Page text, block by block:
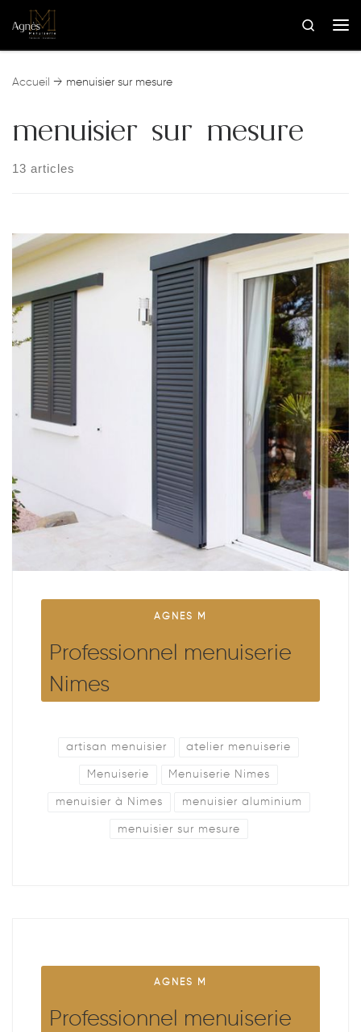
Skip to content
Search
Accueil → menuisier sur mesure
menuisier sur mesure
13 articles
AGNES M
Professionnel menuiserie
Nimes
artisan menuisier atelier menuiserie
Menuiserie Menuiserie Nimes
menuisier à Nimes menuisier aluminium
menuisier sur mesure
AGNES M
Professionnel menuiserie